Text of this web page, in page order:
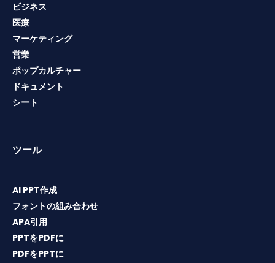
ビジネス
医療
マーケティング
営業
ポップカルチャー
ドキュメント
シート
ツール
AI PPT作成
フォントの組み合わせ
APA引用
PPTをPDFに
PDFをPPTに